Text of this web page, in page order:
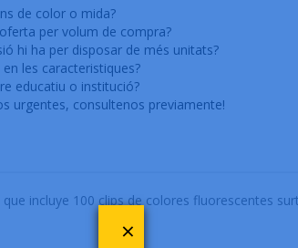
de color o mida?
per volum de compra?
hi ha per disposar de més unitats?
les caracteristiques?
educatiu o institució?
urgentes, consultenos previamente!
incluye 100 clips de colores fluorescentes
×